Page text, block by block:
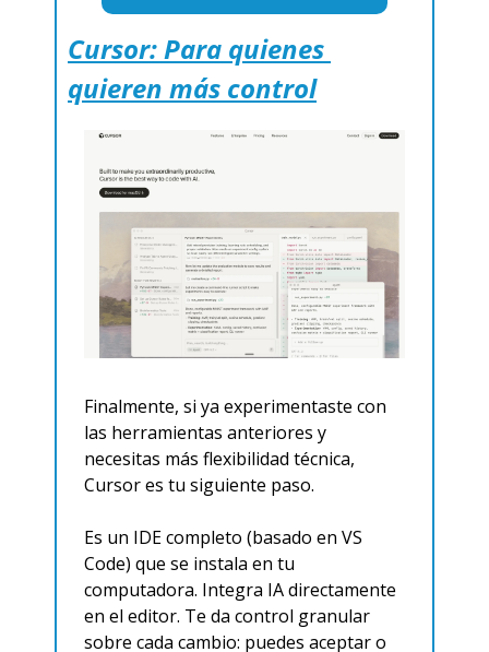
Cursor: Para quienes
quieren más control
Finalmente, si ya experimentaste con
las herramientas anteriores y
necesitas más flexibilidad técnica,
Cursor es tu siguiente paso.
Es un IDE completo (basado en VS
Code) que se instala en tu
computadora. Integra IA directamente
en el editor. Te da control granular
sobre cada cambio: puedes aceptar o